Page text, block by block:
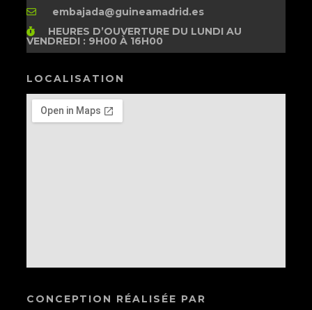
embajada@guineamadrid.es
HEURES D’OUVERTUREDU LUNDI AU
VENDREDI : 9H00 À 16H00
LOCALISATION
CONCEPTION RÉALISÉE PAR